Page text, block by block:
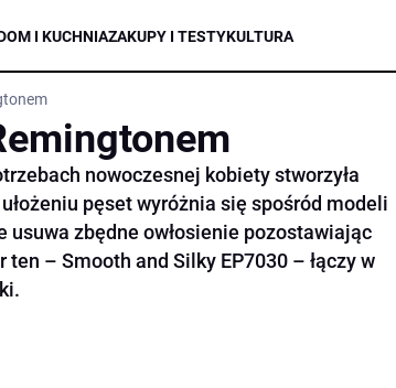
I KUCHNIAZAKUPY I TESTYKULTURA
nowoczesnej kobiety stworzyła
pęset wyróżnia się spośród modeli
usuwa zbędne owłosienie pozostawiając
– Smooth and Silky EP7030 – łączy w